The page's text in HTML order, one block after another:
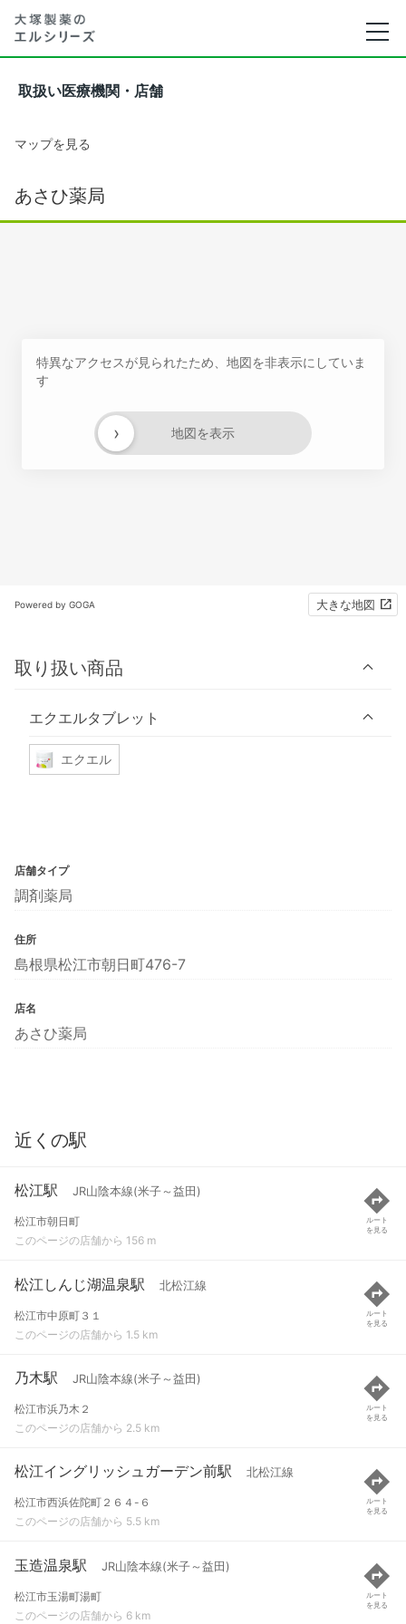
取扱い医療機関・店舗
マップを見る
あさひ薬局
特異なアクセスが見られたため、地図を非表示にしていま
す
地図を表示
›
Powered by GOGA 大きな地図
取り扱い商品
エクエルタブレット
エクエル
店舗タイプ
調剤薬局
住所
島根県松江市朝日町476-7
店名
あさひ薬局
近くの駅
松江駅 JR山陰本線(米子～益田)
松江市朝日町
このページの店舗から 156 m
ルート
を見る
松江しんじ湖温泉駅 北松江線
松江市中原町３１
このページの店舗から 1.5 km
ルート
を見る
乃木駅 JR山陰本線(米子～益田)
松江市浜乃木２
このページの店舗から 2.5 km
ルート
を見る
松江イングリッシュガーデン前駅 北松江線
松江市西浜佐陀町２６４-６
このページの店舗から 5.5 km
ルート
を見る
玉造温泉駅 JR山陰本線(米子～益田)
松江市玉湯町湯町
このページの店舗から 6 km
ルート
を見る